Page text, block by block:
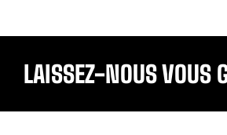
LAISSEZ-NOUS VOUS